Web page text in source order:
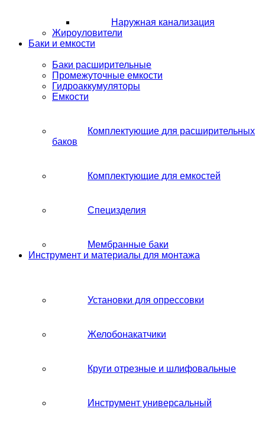
Наружная канализация
Жироуловители
Баки и емкости
Баки расширительные
Промежуточные емкости
Гидроаккумуляторы
Емкости
Комплектующие для расширительных
баков
Комплектующие для емкостей
Специзделия
Мембранные баки
Инструмент и материалы для монтажа
Установки для опрессовки
Желобонакатчики
Круги отрезные и шлифовальные
Инструмент универсальный